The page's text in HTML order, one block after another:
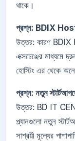
থাকে।
প্রশ্ন: BDIX
উত্তর: কারণ BDIX
এক্সচেঞ্জের মাধ্যমে
হোস্টিং এর থেকে
প্রশ্ন: নতুন
উত্তর: BD IT
প্ল্যানগুলো নতুন
সাশ্রয়ী মূল্যের